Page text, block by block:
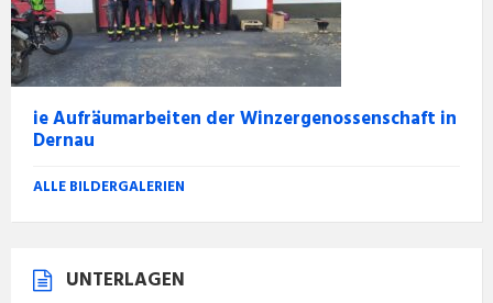
ie Aufräumarbeiten der Winzergenossenschaft in
Dernau
ALLE BILDERGALERIEN
UNTERLAGEN